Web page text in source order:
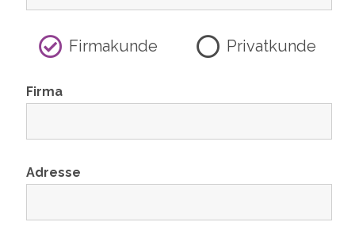
Firmakunde Privatkunde
Firma
Adresse